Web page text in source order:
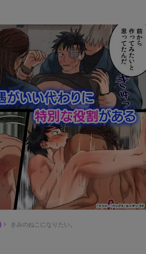
きみのねこになりたい。